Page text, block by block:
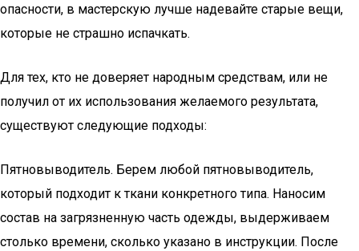
опасности, в мастерскую лучше надевайте старые вещи,
которые не страшно испачкать.
Для тех, кто не доверяет народным средствам, или не
получил от их использования желаемого результата,
существуют следующие подходы:
Пятновыводитель. Берем любой пятновыводитель,
который подходит к ткани конкретного типа. Наносим
состав на загрязненную часть одежды, выдерживаем
столько времени, сколько указано в инструкции. После